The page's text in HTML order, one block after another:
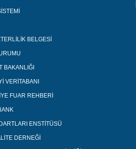
BELGESİ
BAKANLIĞI
VERİTABANI
FUAR REHBERİ
ENSTİTÜSÜ
DERNEĞİ